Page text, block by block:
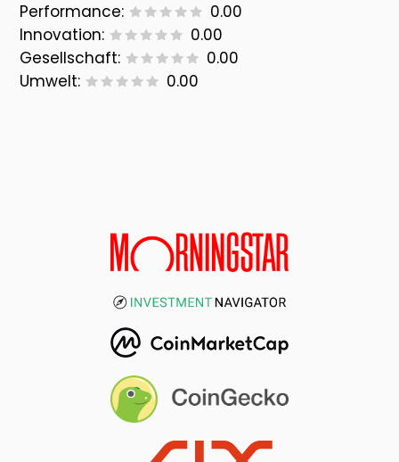
Performance:
0.00
Innovation:
0.00
Gesellschaft:
0.00
Umwelt:
0.00